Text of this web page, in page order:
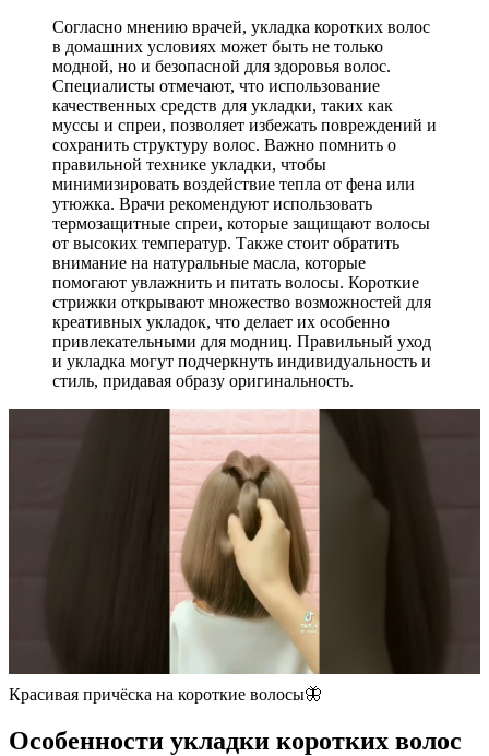
Согласно мнению врачей, укладка коротких волос
в домашних условиях может быть не только
модной, но и безопасной для здоровья волос.
Специалисты отмечают, что использование
качественных средств для укладки, таких как
муссы и спреи, позволяет избежать повреждений и
сохранить структуру волос. Важно помнить о
правильной технике укладки, чтобы
минимизировать воздействие тепла от фена или
утюжка. Врачи рекомендуют использовать
термозащитные спреи, которые защищают волосы
от высоких температур. Также стоит обратить
внимание на натуральные масла, которые
помогают увлажнить и питать волосы. Короткие
стрижки открывают множество возможностей для
креативных укладок, что делает их особенно
привлекательными для модниц. Правильный уход
и укладка могут подчеркнуть индивидуальность и
стиль, придавая образу оригинальность.
Красивая причёска на короткие волосы🦋
Особенности укладки коротких волос